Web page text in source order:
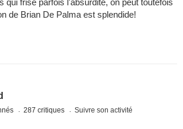
qui frise parfois l'absurdité, on peut toutefois
de Brian De Palma est splendide!
287 critiques Suivre son activité